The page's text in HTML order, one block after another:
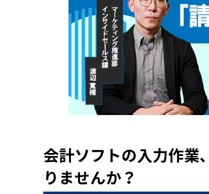
会計ソフトの入力作業
りませんか？